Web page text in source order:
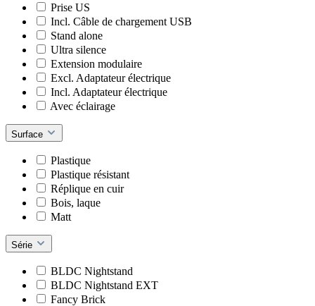
Prise US
Incl. Câble de chargement USB
Stand alone
Ultra silence
Extension modulaire
Excl. Adaptateur électrique
Incl. Adaptateur électrique
Avec éclairage
Surface
Plastique
Plastique résistant
Réplique en cuir
Bois, laque
Matt
Série
BLDC Nightstand
BLDC Nightstand EXT
Fancy Brick